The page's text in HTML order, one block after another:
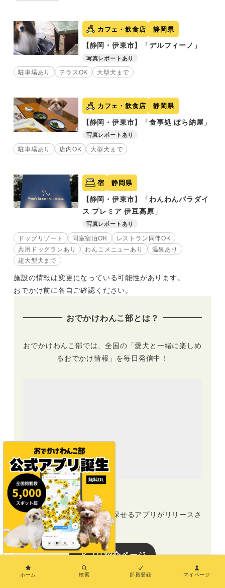
カフェ・飲食店 静岡県
【静岡・伊東市】「デルフィーノ」
写真レポートあり
駐車場あり テラスOK 大型犬まで
カフェ・飲食店 静岡県
【静岡・伊東市】「食事処 ぼら納屋」
写真レポートあり
駐車場あり 店内OK 大型犬まで
宿 静岡県
【静岡・伊東市】「わんわんパラダイ
ス プレミア 伊豆高原」
写真レポートあり
ドッグリゾート 同室宿泊OK
レストラン同伴OK
共用ドッグランあり
わんこメニューあり
温泉あり
超大型犬まで
施設の情報は変更になっている可能性があります。
おでかけ前に各自ご確認ください。
おでかけわんこ部とは？
おでかけわんこ部では、全国の「愛犬と一緒に楽しめ
るおでかけ情報」を毎日発信中！
公式アプリリリース
おでかけスポットを地図で探せるアプリがリリースさ
れました！（無料DL）
アプリ紹介ページ
ホーム 検索 部員登録 マイページ